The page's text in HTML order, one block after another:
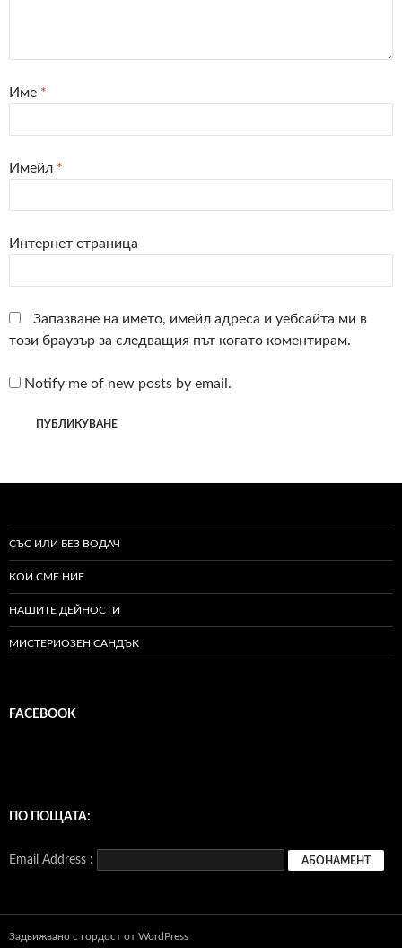
Име *
Имейл *
Интернет страница
Запазване на името, имейл адреса и уебсайта ми в
този браузър за следващия път когато коментирам.
Notify me of new posts by email.
СЪС ИЛИ БЕЗ ВОДАЧ
КОИ СМЕ НИЕ
НАШИТЕ ДЕЙНОСТИ
МИСТЕРИОЗЕН САНДЪК
FACEBOOK
ПО ПОЩАТА:
Email Address :
Задвижвано с гордост от WordPress